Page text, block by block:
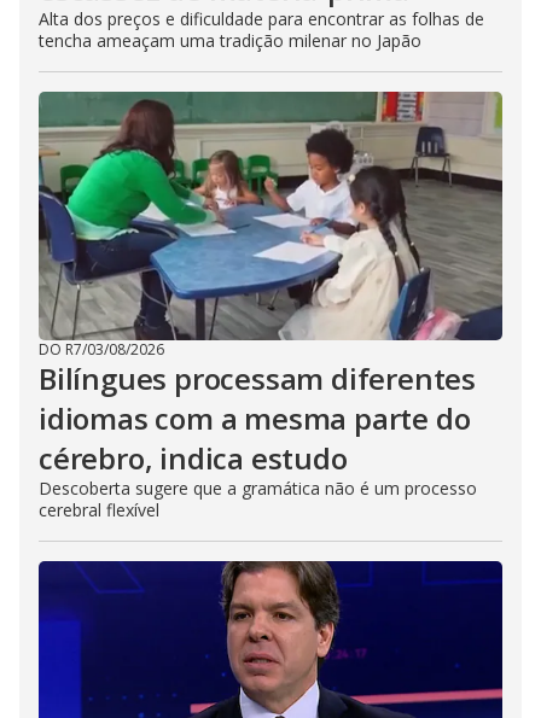
Alta dos preços e dificuldade para encontrar as folhas de
tencha ameaçam uma tradição milenar no Japão
DO R7/03/08/2026
Bilíngues processam diferentes
idiomas com a mesma parte do
cérebro, indica estudo
Descoberta sugere que a gramática não é um processo
cerebral flexível